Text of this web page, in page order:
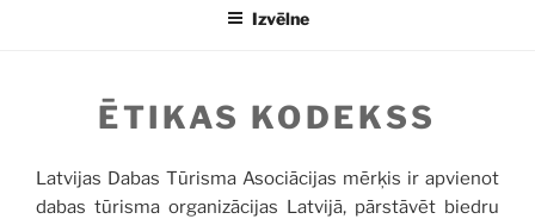
Izvēlne
ĒTIKAS KODEKSS
Latvijas Dabas Tūrisma Asociācijas mērķis ir apvienot
dabas tūrisma organizācijas Latvijā, pārstāvēt biedru